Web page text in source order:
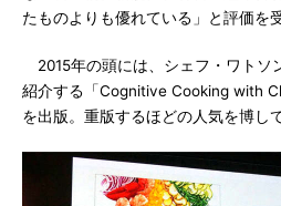
たものよりも優れている」と評価を
2015年の頭には、シェフ・ワトソ
紹介する「Cognitive Cooking with
を出版。重版するほどの人気を博し